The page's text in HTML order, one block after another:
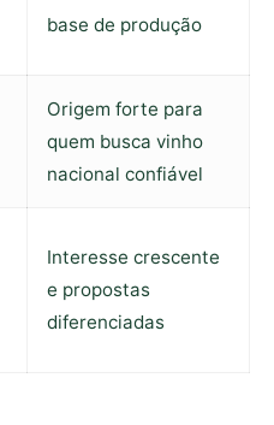
base de produção
Origem forte para
quem busca vinho
nacional confiável
Interesse crescente
e propostas
diferenciadas